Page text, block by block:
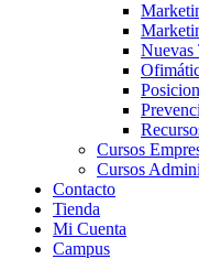
Nuevas
Cursos
Cursos
Contacto
Tienda
Mi Cuenta
Campus